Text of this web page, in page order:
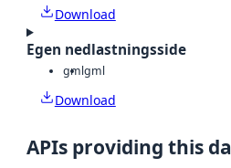
Download
Egen nedlastningsside
gmlgml
Download
APIs providing this